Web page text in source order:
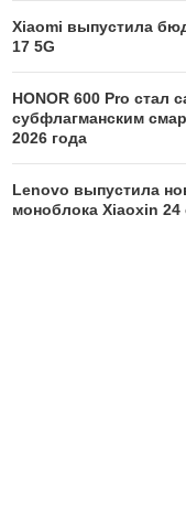
Xiaomi выпустила
17 5G
HONOR 600 Pro
субфлагманским
2026 года
Lenovo выпустила
моноблока Xiaoxin 24